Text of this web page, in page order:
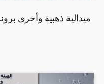
ميدالية ذهبية وأخرى